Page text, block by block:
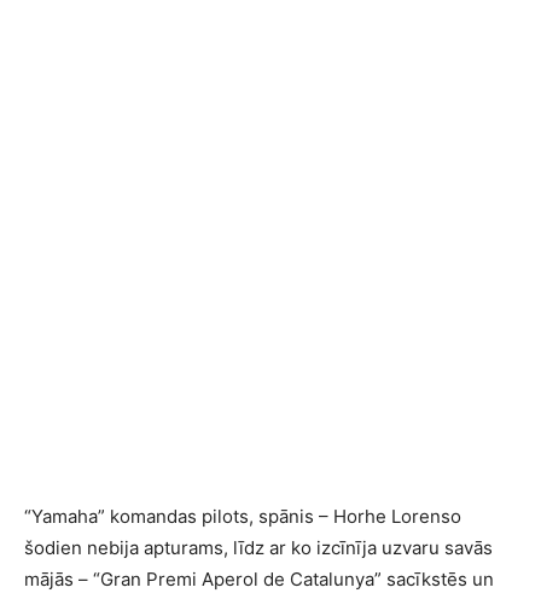
“Yamaha” komandas pilots, spānis – Horhe Lorenso
šodien nebija apturams, līdz ar ko izcīnīja uzvaru savās
mājās – “Gran Premi Aperol de Catalunya” sacīkstēs un